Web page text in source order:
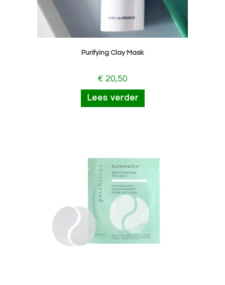
Purifying Clay Mask
€ 20,50
Lees verder